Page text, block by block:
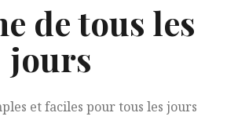
de tous les
jours
et faciles pour tous les jours